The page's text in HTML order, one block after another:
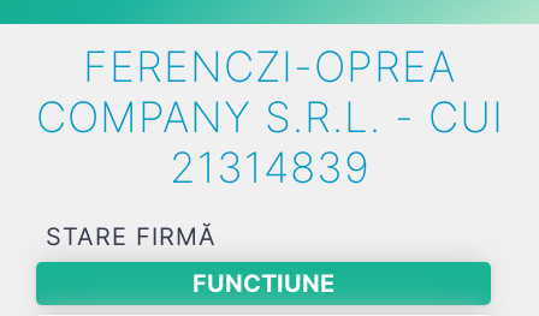
FERENCZI-OPREA
COMPANY S.R.L. - CUI
21314839
STARE FIRMĂ
FUNCTIUNE